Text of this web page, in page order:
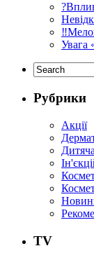
Увага
Рубрики
Акції
ТV